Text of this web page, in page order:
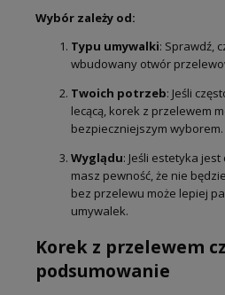
Wybór zależy od:
Typu umywalki: Sprawdź,
wbudowany otwór
Twoich potrzeb: Jeśli
lecącą, korek z przelewem
bezpieczniejszym wyborem.
Wyglądu: Jeśli estetyka
masz pewność, że nie
bez przelewu może lepiej
umywalek.
Korek z przelewem
podsumowanie